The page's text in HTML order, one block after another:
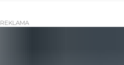
REKLAMA